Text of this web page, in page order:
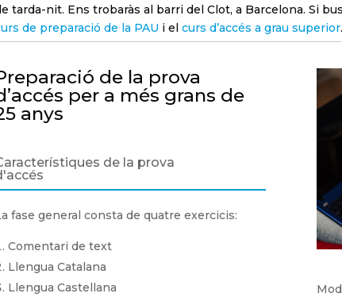
tarda-nit. Ens trobaràs al barri del Clot, a Barcelona. Si
de preparació de la PAU i elcurs d’accés a grau superior.
de la prova
per a més grans de
anys
de la prova
fase general consta de quatre exercicis:
Comentari de text
Llengua Catalana
Llengua Castellana